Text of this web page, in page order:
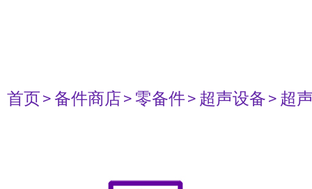
首页> 备件商店> 零备件> 超声设备> 超